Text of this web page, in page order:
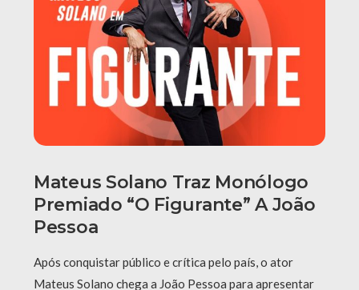
Mateus Solano Traz Monólogo
Premiado “O Figurante” A João
Pessoa
Após conquistar público e crítica pelo país, o ator
Mateus Solano chega a João Pessoa para apresentar